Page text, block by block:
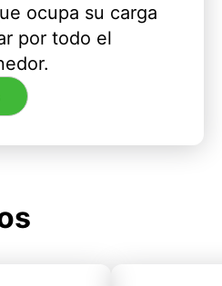
ocupa su carga
por todo el